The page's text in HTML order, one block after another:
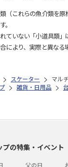
（これらの魚介類を原
。
ていない「小道具類」
により、実際と異なる
スケーター
マル
雑貨・日用品
の特集・イベント
父の日